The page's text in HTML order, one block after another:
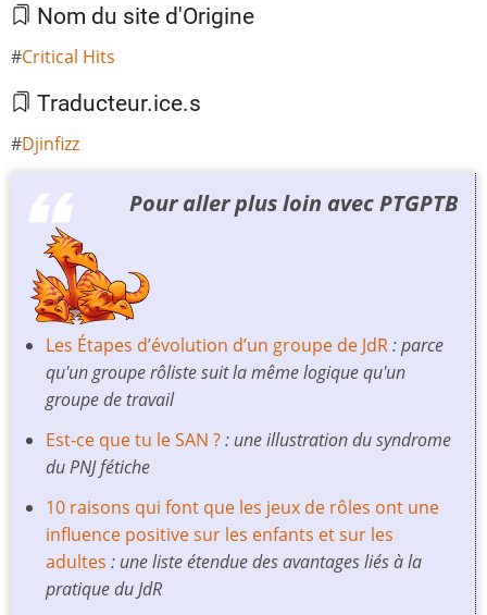
Nom du site d'Origine
Critical Hits
Traducteur.ice.s
Djinfizz
Pour aller plus loin avec PTGPTB
Les Étapes d’évolution d’un groupe de JdR: parce
qu'un groupe rôliste suit la même logique qu'un
groupe de travail
Est-ce que tu le SAN ?: une illustration du syndrome
du PNJ fétiche
10 raisons qui font que les jeux de rôles ont une
influence positive sur les enfants et sur les
adultes : une liste étendue des avantages liés à la
pratique du JdR